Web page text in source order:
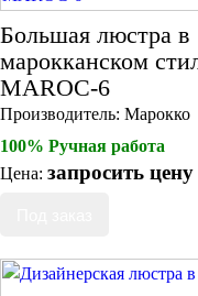
Большая люстра в
марокканском
MAROC-6
Производитель: Марокко
100% Ручная работа
Цена: запросить цену